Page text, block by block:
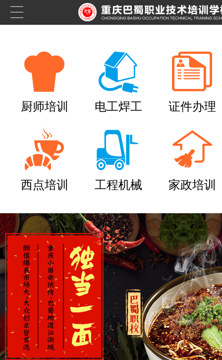
厨师培训 电工焊工 证件办理
西点培训 工程机械 家政培训
养老护理员培训——提
十二月：保持热爱，成
跟“emo”说拜拜！
浓浓端午情，欢乐“粽